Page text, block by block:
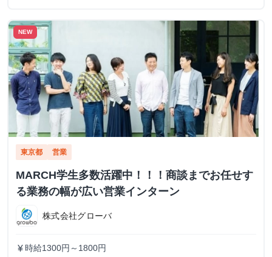
NEW
東京都 営業
MARCH学生多数活躍中！！！商談までお任せす
る業務の幅が広い営業インターン
株式会社グローバ
currency_yen 時給1300円～1800円